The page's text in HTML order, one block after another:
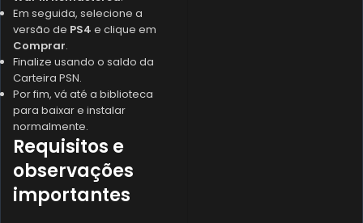
Em seguida, selecione a
versão de PS4 e clique em
Comprar.
Finalize usando o saldo da
Carteira PSN.
Por fim, vá até a biblioteca
para baixar e instalar
normalmente.
Requisitos e
observações
importantes